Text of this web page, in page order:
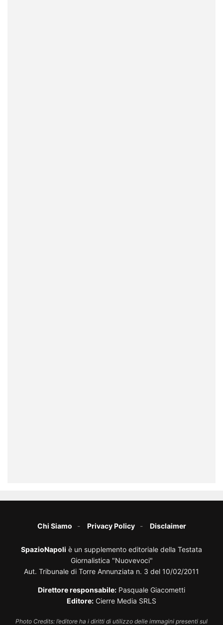
Chi Siamo Privacy Policy Disclaimer
SpazioNapoli è un supplemento editoriale della Testata
Giornalistica "Nuovevoci"
Aut. Tribunale di Torre Annunziata n. 3 del 10/02/2011
Direttore responsabile: Pasquale Giacometti
Editore: Cierre Media SRLS
Photo Credits: l’editore ha i diritti di utilizzo delle immagini presenti sul